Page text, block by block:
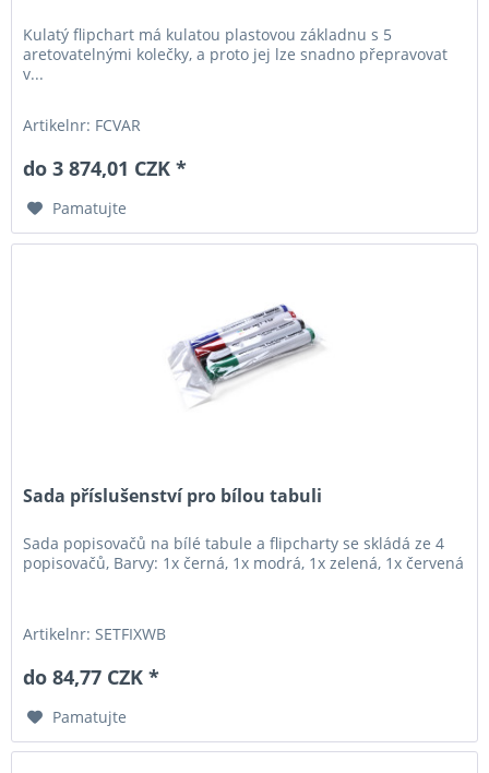
Kulatý flipchart má kulatou plastovou základnu s 5
aretovatelnými kolečky, a proto jej lze snadno přepravovat
v...
Artikelnr: FCVAR
do 3 874,01 CZK *
Pamatujte
Sada příslušenství pro bílou tabuli
Sada popisovačů na bílé tabule a flipcharty se skládá ze 4
popisovačů, Barvy: 1x černá, 1x modrá, 1x zelená, 1x červená
Artikelnr: SETFIXWB
do 84,77 CZK *
Pamatujte